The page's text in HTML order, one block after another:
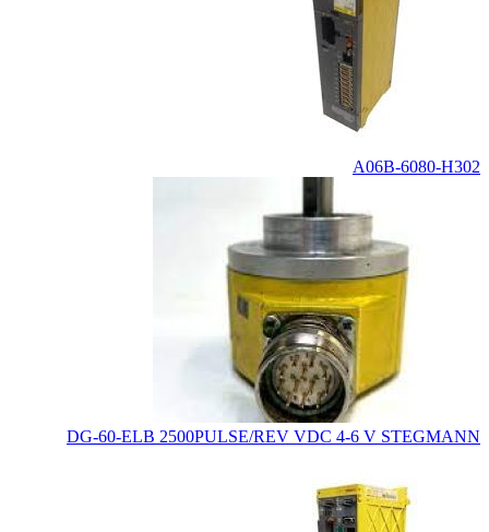
A06B-6080-H302
DG-60-ELB 2500PULSE/REV VDC 4-6 V STEGMANN